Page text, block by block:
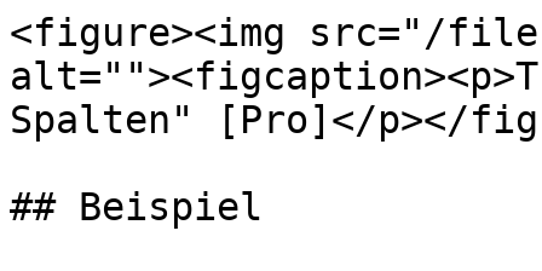
<figure><img src="/files/
Spalten" [Pro]</p></
## Beispiel